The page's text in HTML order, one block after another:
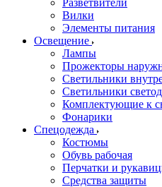
Разветвители
Вилки
Элементы питания
Освещение
Лампы
Прожекторы
Светильники
Светильники
Комплектующие к
Фонарики
Спецодежда
Костюмы
Обувь рабочая
Перчатки и
Средства защиты